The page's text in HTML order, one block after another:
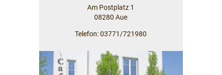
Am Postplatz 1
08280 Aue
Telefon: 03771/721980